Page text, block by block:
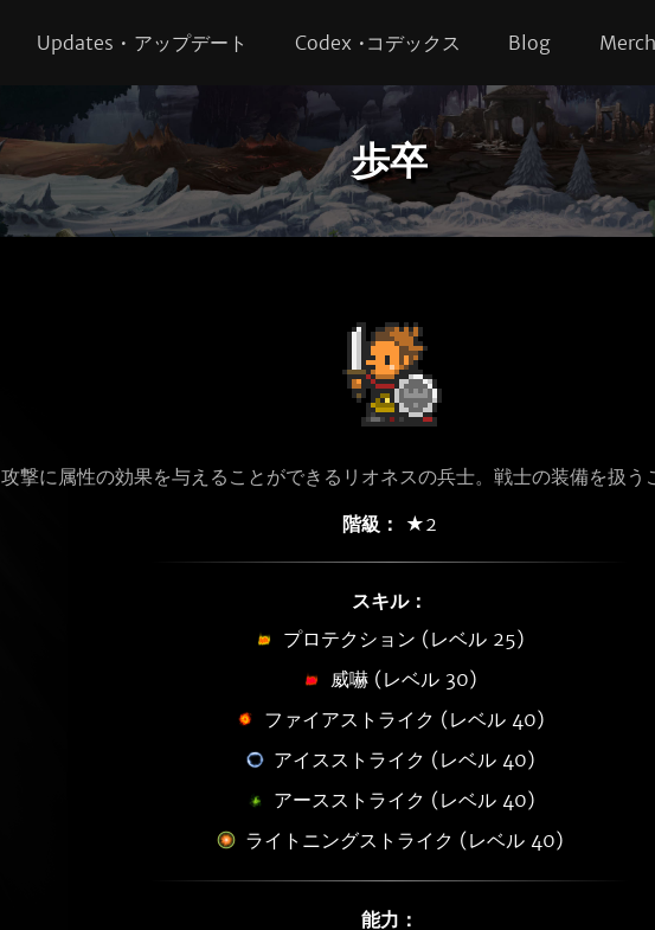
Updates • アップデート Codex •コデックス Blog
歩卒
攻撃に属性の効果を与えることができるリオネスの兵士。戦士の装備を扱う
階級：
★2
スキル：
プロテクション (レベル 25)
威嚇 (レベル 30)
ファイアストライク (レベル 40)
アイスストライク (レベル 40)
アースストライク (レベル 40)
ライトニングストライク (レベル 40)
能力：